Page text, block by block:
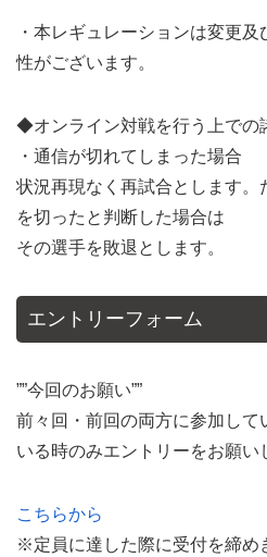
・本レギュレーションは変更
性がございます。
◆オンライン対戦を行う上での
・通信が切れてしまった場合
状況再現なく再試合とします
を切ったと判断した場合は
その選手を敗退とします。
エントリーフォーム
””今回のお願い””
前々回・前回の両方に参加して
いる時のみエントリーをお願い
こちらから
※定員に達した際に受付を締め